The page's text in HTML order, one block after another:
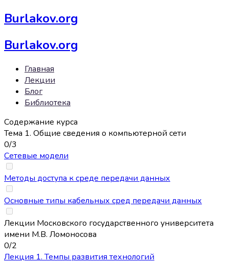
Burlakov.org
Burlakov.org
Главная
Лекции
Блог
Библиотека
Содержание курса
Тема 1. Общие сведения о компьютерной сети
0/3
Сетевые модели
Методы доступа к среде передачи данных
Основные типы кабельных сред передачи данных
Лекции Московского государственного университета
имени М.В. Ломоносова
0/2
Лекция 1. Темпы развития технологий